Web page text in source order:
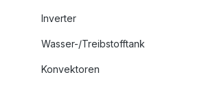
Inverter
Wasser-/Treibstofftank
Konvektoren